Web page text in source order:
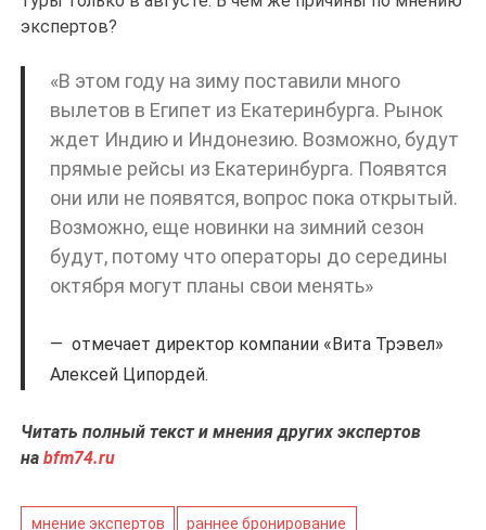
экспертов?
«В этом году на зиму поставили много
вылетов в Египет из Екатеринбурга. Рынок
ждет Индию и Индонезию. Возможно, будут
прямые рейсы из Екатеринбурга. Появятся
они или не появятся, вопрос пока открытый.
Возможно, еще новинки на зимний сезон
будут, потому что операторы до середины
октября могут планы свои менять»
отмечает директор компании «Вита Трэвел»
Алексей Ципордей.
Читать полный текст и мнения других экспертов
наbfm74.ru
мнение экспертов раннее бронирование